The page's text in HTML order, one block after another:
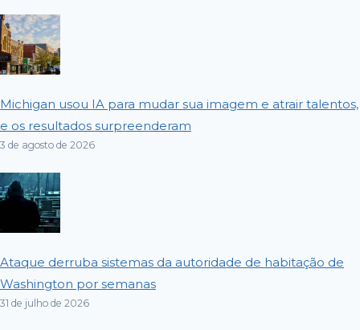
Michigan usou IA para mudar sua imagem e atrair talentos,
e os resultados surpreenderam
3 de agosto de 2026
Ataque derruba sistemas da autoridade de habitação de
Washington por semanas
31 de julho de 2026